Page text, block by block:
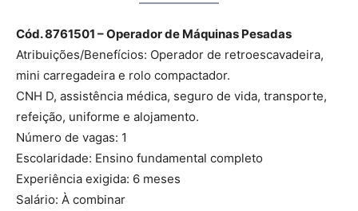
Cód. 8761501 – Operador de Máquinas Pesadas
Atribuições/Benefícios: Operador de retroescavadeira,
mini carregadeira e rolo compactador.
CNH D, assistência médica, seguro de vida, transporte,
refeição, uniforme e alojamento.
Número de vagas: 1
Escolaridade: Ensino fundamental completo
Experiência exigida: 6 meses
Salário: À combinar